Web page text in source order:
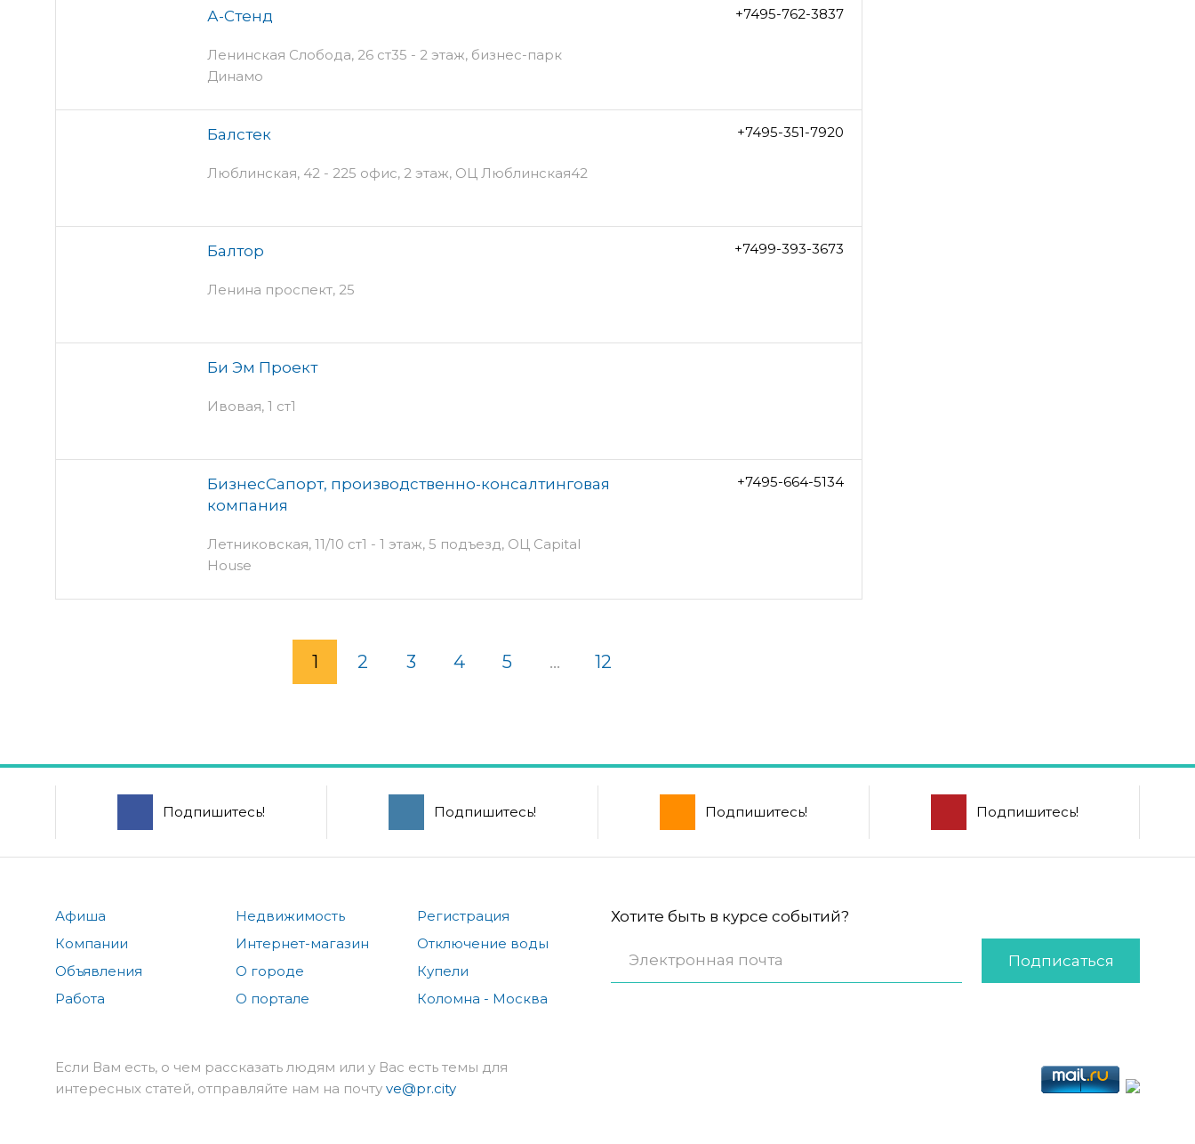
А-Стенд
Ленинская Слобода, 26 ст35 - 2 этаж, бизнес-парк
Динамо
+7495-762-3837
Балстек
Люблинская, 42 - 225 офис, 2 этаж, ОЦ Люблинская42
+7495-351-7920
Балтор
Ленина проспект, 25
+7499-393-3673
Би Эм Проект
Ивовая, 1 ст1
БизнесСапорт, производственно-консалтинговая
компания
Летниковская, 11/10 ст1 - 1 этаж, 5 подъезд, ОЦ Capital
House
+7495-664-5134
1 2 3 4 5 ... 12
Подпишитесь! Подпишитесь! Подпишитесь! Подпишитесь!
Афиша
Компании
Объявления
Работа
Недвижимость
Интернет-магазин
О городе
О портале
Регистрация
Отключение воды
Купели
Коломна - Москва
Хотите быть в курсе событий?
Подписаться
Если Вам есть, о чем рассказать людям или у Вас есть темы для
интересных статей, отправляйте нам на почту ve@pr.city